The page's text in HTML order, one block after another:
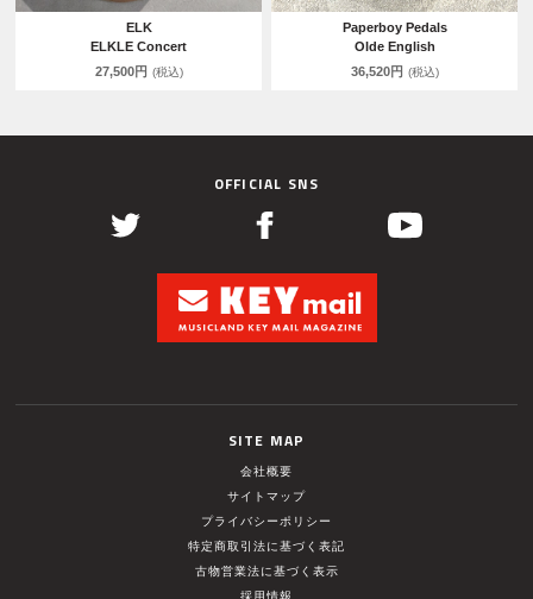
ELK
ELKLE Concert
27,500円 (税込)
Paperboy Pedals
Olde English
36,520円 (税込)
OFFICIAL SNS
SITE MAP
会社概要
サイトマップ
プライバシーポリシー
特定商取引法に基づく表記
古物営業法に基づく表示
採用情報